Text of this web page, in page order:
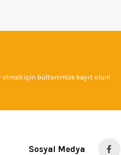
için bültenimize kayıt olun!
Sosyal Medya